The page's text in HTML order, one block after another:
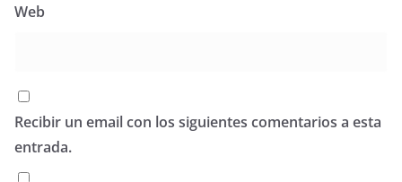
Web
Recibir un email con los siguientes comentarios a esta
entrada.